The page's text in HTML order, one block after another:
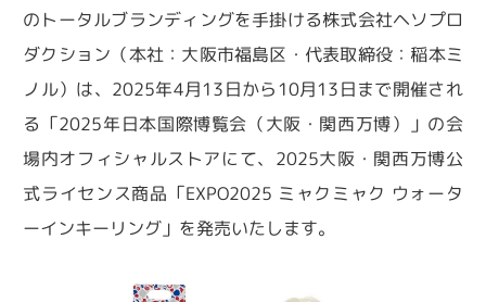
のトータルブランディングを手掛ける株式会社ヘソプロ
ダクション（本社：大阪市福島区・代表取締役：稲本ミ
ノル）は、2025年4月13日から10月13日まで開催され
る「2025年日本国際博覧会（大阪・関西万博）」の会
場内オフィシャルストアにて、2025大阪・関西万博公
式ライセンス商品「EXPO2025 ミャクミャク ウォータ
ーインキーリング」を発売いたします。